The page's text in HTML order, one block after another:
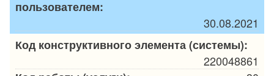
пользователем:
30.08.2021
Код конструктивного элемента (системы):
220048861